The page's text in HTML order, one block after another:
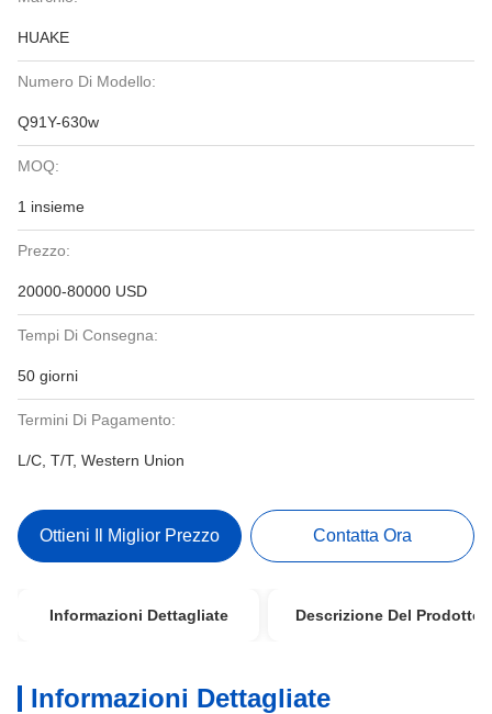
HUAKE
Numero Di Modello:
Q91Y-630w
MOQ:
1 insieme
Prezzo:
20000-80000 USD
Tempi Di Consegna:
50 giorni
Termini Di Pagamento:
L/C, T/T, Western Union
Ottieni Il Miglior Prezzo Contatta Ora
Informazioni Dettagliate Descrizione Del Prodotto
Informazioni Dettagliate